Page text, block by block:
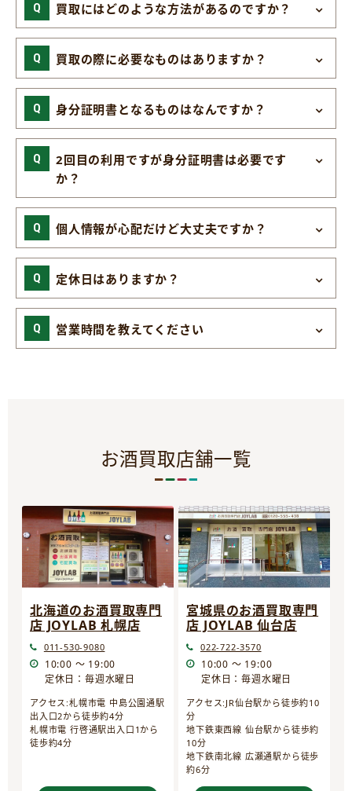
買取にはどのような方法があるのですか？
買取の際に必要なものはありますか？
身分証明書となるものはなんですか？
2回目の利用ですが身分証明書は必要です
か？
個人情報が心配だけど大丈夫ですか？
定休日はありますか？
営業時間を教えてください
お酒買取店舗一覧
北海道のお酒買取専門
店 JOYLAB 札幌店
011-530-9080
10:00 ～ 19:00
定休日：毎週水曜日
アクセス:札幌市電 中島公園通駅
出入口2から徒歩約4分
札幌市電 行啓通駅出入口1から
徒歩約4分
宮城県のお酒買取専門
店 JOYLAB 仙台店
022-722-3570
10:00 ～ 19:00
定休日：毎週水曜日
アクセス:JR仙台駅から徒歩約10
分
地下鉄東西線 仙台駅から徒歩約
10分
地下鉄南北線 広瀬通駅から徒歩
約6分